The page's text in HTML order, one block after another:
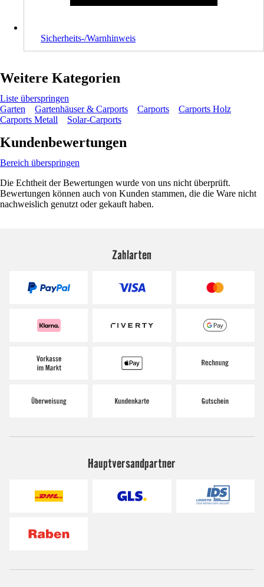
Sicherheits-/Warnhinweis
Weitere Kategorien
Liste überspringen
Garten
Gartenhäuser & Carports Carports
Carports Holz
Carports Metall
Solar-Carports
Kundenbewertungen
Bereich überspringen
Die Echtheit der Bewertungen wurde von uns nicht überprüft.
Bewertungen können auch von Kunden stammen, die die Ware nicht
nachweislich genutzt oder gekauft haben.
Zahlarten
Hauptversandpartner